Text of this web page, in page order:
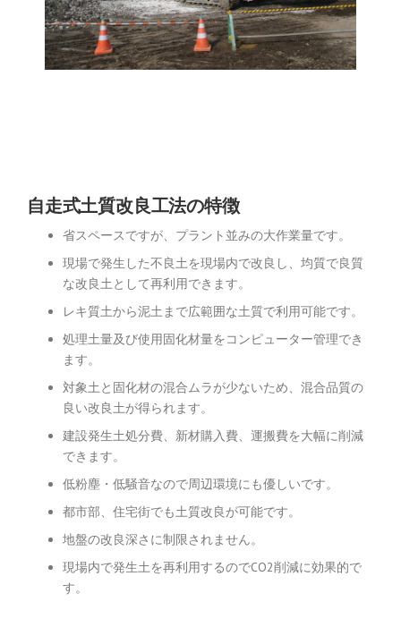
自走式土質改良工法の特徴
省スペースですが、プラント並みの大作業量です。
現場で発生した不良土を現場内で改良し、均質で良質
な改良土として再利用できます。
レキ質土から泥土まで広範囲な土質で利用可能です。
処理土量及び使用固化材量をコンピューター管理でき
ます。
対象土と固化材の混合ムラが少ないため、混合品質の
良い改良土が得られます。
建設発生土処分費、新材購入費、運搬費を大幅に削減
できます。
低粉塵・低騒音なので周辺環境にも優しいです。
都市部、住宅街でも土質改良が可能です。
地盤の改良深さに制限されません。
現場内で発生土を再利用するのでCO2削減に効果的で
す。